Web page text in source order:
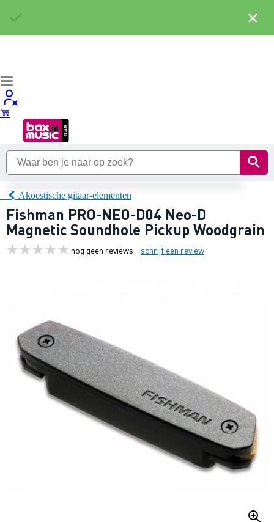
Akoestische gitaar-elementen
Fishman PRO-NEO-D04 Neo-D
Magnetic Soundhole Pickup Woodgrain
nog geen reviews schrijf een review
×